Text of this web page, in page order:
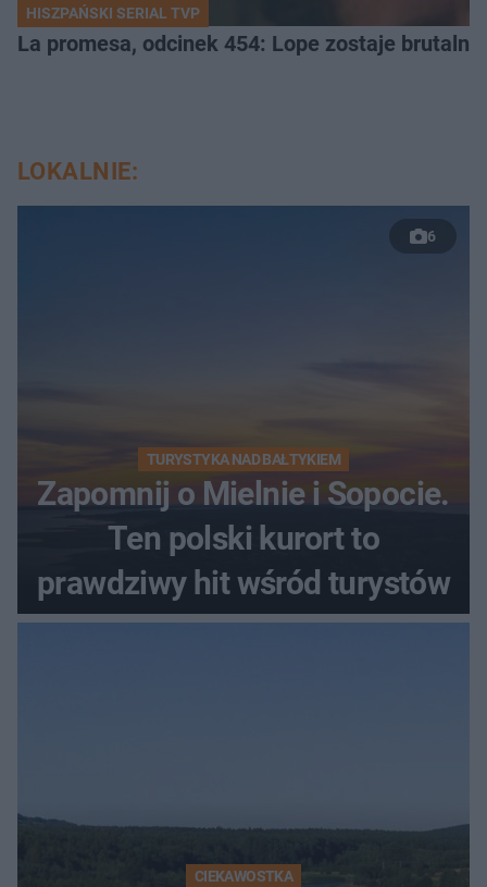
HISZPAŃSKI SERIAL TVP
La promesa, odcinek 454: Lope zostaje
LOKALNIE:
6
TURYSTYKA NAD BAŁTYKIEM
Zapomnij o Mielnie i Sopocie.
Ten polski kurort to
prawdziwy hit wśród turystów
CIEKAWOSTKA